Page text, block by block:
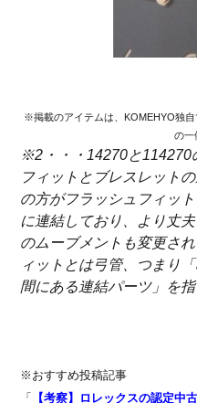
※掲載のアイテムは、KOMEHYO独
の一
※2・・・14270と114270
フィットとブレスレット
の方がフラッシュフィッ
に連結しており、より丈
のムーブメントも変更さ
ィットとは弓管、つまり
間にある連結パーツ」を指
※おすすめ投稿記事
「 【考察】ロレックスの認定中